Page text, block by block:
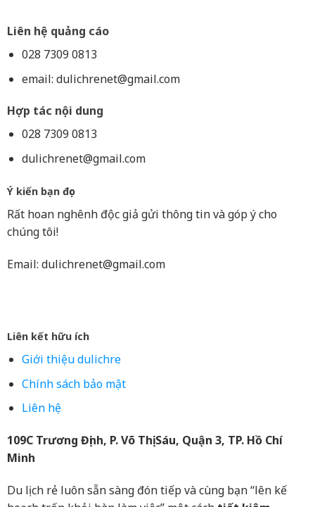
Liên hệ quảng cáo
028 7309 0813
email: dulichrenet@gmail.com
Hợp tác nội dung
028 7309 0813
dulichrenet@gmail.com
Ý kiến bạn đọc
Rất hoan nghênh độc giả gửi thông tin và góp ý cho
chúng tôi!
Email: dulichrenet@gmail.com
Liên kết hữu ích
Giới thiệu dulichre
Chính sách bảo mật
Liên hệ
109C Trương Định, P. Võ Thị Sáu, Quận 3, TP. Hồ Chí
Minh
Du lịch rẻ luôn sẵn sàng đón tiếp và cùng bạn “lên kế